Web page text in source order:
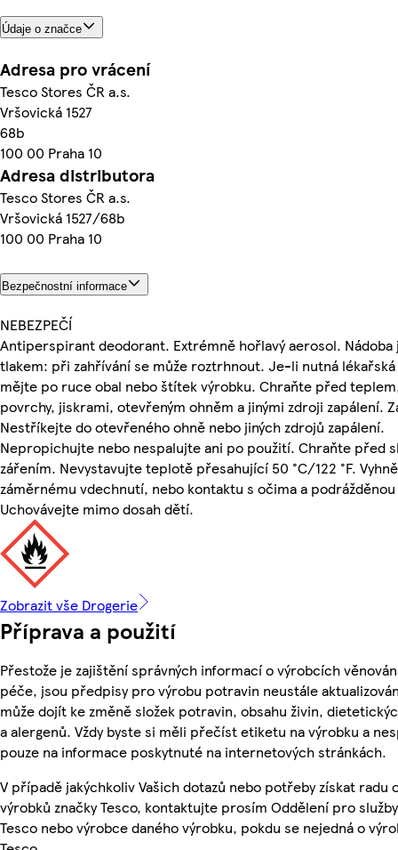
Údaje o značce
Adresa pro vrácení
Tesco Stores ČR a.s.
Vršovická 1527
68b
100 00 Praha 10
Adresa distributora
Tesco Stores ČR a.s.
Vršovická 1527/68b
100 00 Praha 10
Bezpečnostní informace
NEBEZPEČÍ
Antiperspirant deodorant. Extrémně hořlavý aerosol. Nádoba
tlakem: při zahřívání se může roztrhnout. Je-li nutná
mějte po ruce obal nebo štítek výrobku. Chraňte před
povrchy, jiskrami, otevřeným ohněm a jinými zdroji zapálení.
Nestříkejte do otevřeného ohně nebo jiných zdrojů zapálení.
Nepropichujte nebo nespalujte ani po použití. Chraňte před
zářením. Nevystavujte teplotě přesahující 50 °C/122 °F.
záměrnému vdechnutí, nebo kontaktu s očima a
Uchovávejte mimo dosah dětí.
Zobrazit vše Drogerie
Příprava a použití
Přestože je zajištění správných informací o výrobcích
péče, jsou předpisy pro výrobu potravin neustále
může dojít ke změně složek potravin, obsahu živin,
a alergenů. Vždy byste si měli přečíst etiketu na výrobku a
pouze na informace poskytnuté na internetových stránkách.
V případě jakýchkoliv Vašich dotazů nebo potřeby získat radu
výrobků značky Tesco, kontaktujte prosím Oddělení pro
Tesco nebo výrobce daného výrobku, pokdu se nejedná o